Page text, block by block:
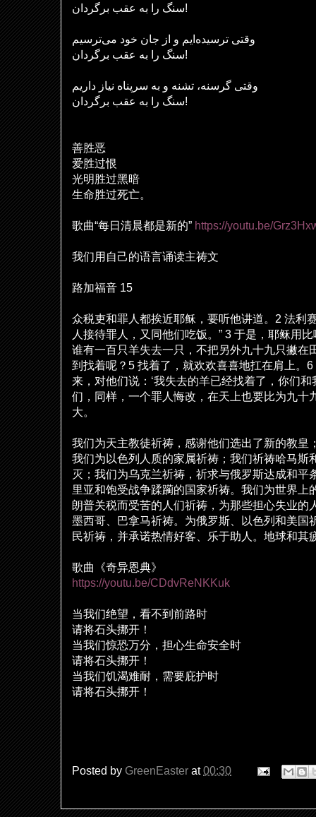
سنگ را به عقب برگردان!
وقتی ترسیده‌ایم و از جان خود می‌ترسیم
سنگ را به عقب برگردان!
وقتی گرسنه، تشنه و به سرپناه نیاز داریم
سنگ را به عقب برگردان!
善胜恶
爱胜过恨
光明胜过黑暗
生命胜过死亡。
歌曲“每日清晨都是新的” https://youtu.be/
我们用自己的语言诵读主祷文
路加福音 15
众税吏和罪人都挨近耶稣 ，要听他讲道。 2 法利
人接待罪人，又同他们吃饭。 ” 3 于是，耶稣用比
谁有一百只羊失去一只，不把另外九十九只撇在
到找着呢？ 5 找着了，就欢欢喜喜地扛在肩上。 6
来， 对他们说 ： ‘我失去的羊已经找着了，你们和
们 ，同样 ，一个罪人悔改，在天上也要比为九十
大。
我们为天主教徒祈祷，感谢他们选出了新的教皇
我们为 以色列人 质的家属祈祷；我们祈祷哈马斯
灭 ；我们为乌克兰祈祷，祈求与俄罗斯达成和平
里亚和饱受战争蹂躏的国家祈祷。我们为世界上
朗普关税而受苦的人 们祈祷， 为那些担心失业的
墨西哥、巴拿马祈祷。 为俄罗斯、以色列和美国
民祈祷，并承诺热情好客、 乐于助人。地球和其
歌曲《奇异恩典》
https://youtu.be/CDdvReNKKuk
当我们绝望，看不到前路时
请将石头挪开！
当我们惊恐万分，担心生命安全时
请将石头挪开！
当我们饥渴难耐，需要庇护时
请将石头挪开！
Posted by GreenEaster at00:30